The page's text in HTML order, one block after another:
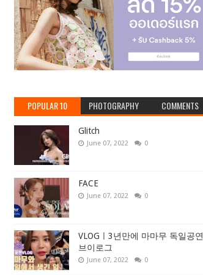
POPULAR 10 PHOTOGRAPHY COMMENTS
Glitch
June 07, 2022 0
FACE
June 07, 2022 0
VLOGㅣ3년만에 마마무 독일공연
브이로그
June 07, 2022 0